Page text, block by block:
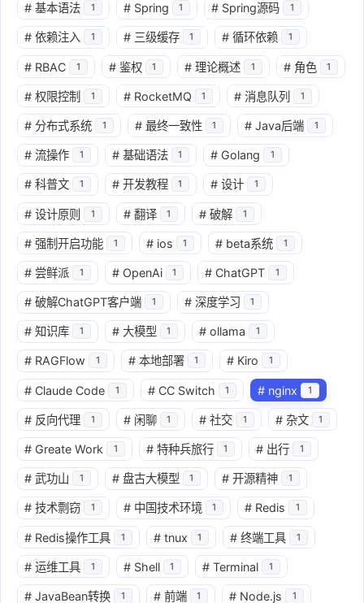
# 基本语法 1 # Spring 1 # Spring源码 1
# 依赖注入 1 # 三级缓存 1 # 循环依赖 1
# RBAC 1 # 鉴权 1 # 理论概述 1 # 角色 1
# 权限控制 1 # RocketMQ 1 # 消息队列 1
# 分布式系统 1 # 最终一致性 1 # Java后端 1
# 流操作 1 # 基础语法 1 # Golang 1
# 科普文 1 # 开发教程 1 # 设计 1
# 设计原则 1 # 翻译 1 # 破解 1
# 强制开启功能 1 # ios 1 # beta系统 1
# 尝鲜派 1 # OpenAi 1 # ChatGPT 1
# 破解ChatGPT客户端 1 # 深度学习 1
# 知识库 1 # 大模型 1 # ollama 1
# RAGFlow 1 # 本地部署 1 # Kiro 1
# Claude Code 1 # CC Switch 1 # nginx 1
# 反向代理 1 # 闲聊 1 # 社交 1 # 杂文 1
# Greate Work 1 # 特种兵旅行 1 # 出行 1
# 武功山 1 # 盘古大模型 1 # 开源精神 1
# 技术剽窃 1 # 中国技术环境 1 # Redis 1
# Redis操作工具 1 # tnux 1 # 终端工具 1
# 运维工具 1 # Shell 1 # Terminal 1
# JavaBean转换 1 # 前端 1 # Node.js 1